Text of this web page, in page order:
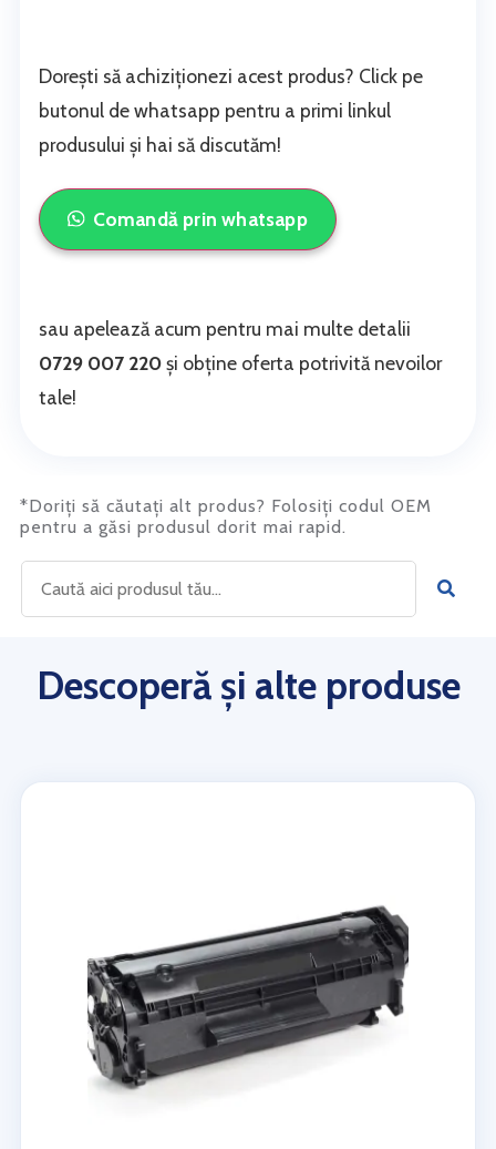
Dorești să achiziționezi acest produs? Click pe
butonul de whatsapp pentru a primi linkul
produsului și hai să discutăm!
Comandă prin whatsapp
sau apelează acum pentru mai multe detalii
0729 007 220și obține oferta potrivită nevoilor
tale!
*Doriți să căutați alt produs? Folosiți codul OEM
pentru a găsi produsul dorit mai rapid.
Descoperă și alte produse